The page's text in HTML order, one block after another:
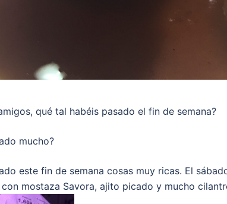
qué tal habéis pasado el fin de semana?
mucho?
este fin de semana cosas muy ricas. El
con mostaza Savora, ajito picado y mucho